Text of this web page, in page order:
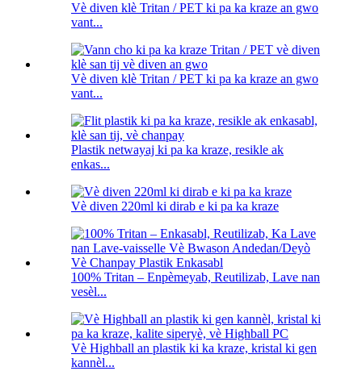
Vè diven klè Tritan / PET ki pa ka kraze an gwo
vant...
Vè diven klè Tritan / PET ki pa ka kraze an gwo
vant...
Plastik netwayaj ki pa ka kraze, resikle ak
enkas...
Vè diven 220ml ki dirab e ki pa ka kraze
100% Tritan – Enpèmeyab, Reutilizab, Lave nan
vesèl...
Vè Highball an plastik ki ka kraze, kristal ki gen
kannèl...